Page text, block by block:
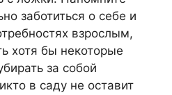
заботиться о себе и
взрослым,
хотя бы некоторые
за собой
в саду не оставит